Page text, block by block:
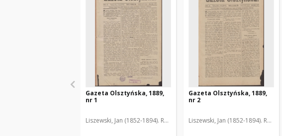
Gazeta Olsztyńska, 1889,
nr 1
Liszewski, Jan (1852-1894). Red.
Gazeta Olsztyńska, 1889,
nr 2
Liszewski, Jan (1852-1894). Red.